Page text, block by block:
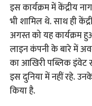
इस कार्यक्रम में केंद्रीय
भी शामिल थे. साथ ही
अगस्त को यह कार्यक्रम
लाइन कंपनी के बारे में
का आखिरी पब्लिक
इस दुनिया में नहीं रहे.
किया है.